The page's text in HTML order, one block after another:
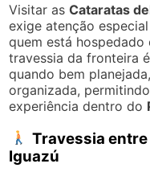
Visitar asCataratas
exige atenção
quem está hospedado
travessia da fronteira
quando bem
organizada,
experiência dentro do
Travessia entre
Iguazú